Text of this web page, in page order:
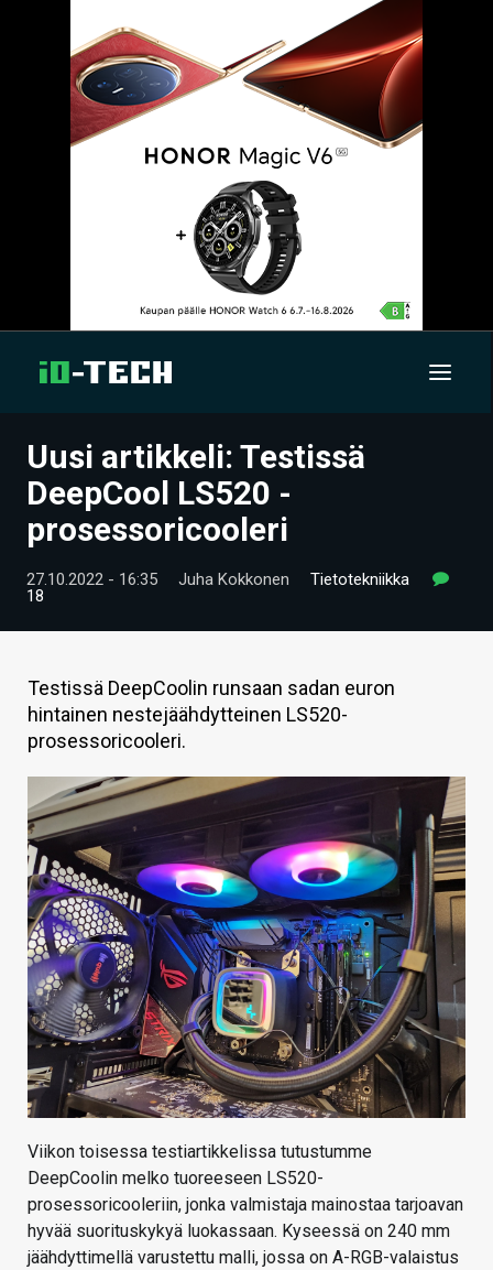
UUTISET
ARTIKKELIT
VIDEOT
HINTA.FI
KAUPPA
VAIHDA TEEMA
HAKU
Uusi artikkeli: Testissä
DeepCool LS520 -
prosessoricooleri
27.10.2022 - 16:35 Juha Kokkonen
Tietotekniikka
18
Testissä DeepCoolin runsaan sadan euron
hintainen nestejäähdytteinen LS520-
prosessoricooleri.
Viikon toisessa testiartikkelissa tutustumme
DeepCoolin melko tuoreeseen LS520-
prosessoricooleriin, jonka valmistaja mainostaa tarjoavan
hyvää suorituskykyä luokassaan. Kyseessä on 240 mm
jäähdyttimellä varustettu malli, jossa on A-RGB-valaistus